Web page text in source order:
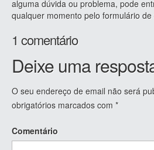
alguma dúvida ou problema, pode
qualquer momento pelo formulário de
1 comentário
Deixe uma
O seu endereço de email não será
obrigatórios marcados com *
Comentário